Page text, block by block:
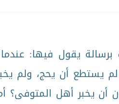
يقول فيها:
يستطع أن يحج، ولم
أن يخبر أهل المتوفى؟